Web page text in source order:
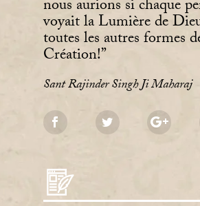
nous aurions si chaque
voyait la Lumière de
toutes les autres formes
Création!
Sant Rajinder Singh Ji Maharaj